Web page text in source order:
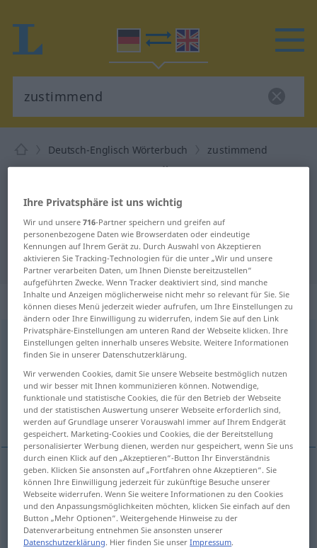
Deutsch-Englisch Wörterbuch zustimmend
Deutsch-Englisch Übersetzung für
"zustimmend"
"zustimmend" Englisch
Übersetzung
„zustimmend“: Adjektiv
zustimmend adj
Übersicht aller Übersetzungen
(Für mehr Details die Übersetzung anklicken/antippen)
affirmative, positive assenting
affirmative zustimmendAntwort etc
positive zustimmendAntwort etc
Ihre Privatsphäre ist uns wichtig
Wir und unsere716-Partner speichern und greifen auf
personenbezogene Daten wie Browserdaten oder eindeutige
Kennungen auf Ihrem Gerät zu. Durch Auswahl von Akzeptieren
aktivieren Sie Tracking-Technologien für die unter „Wir und unsere
Partner verarbeiten Daten, um Ihnen Dienste bereitzustellen“
aufgeführten Zwecke. Wenn Tracker deaktiviert sind, sind manche
Inhalte und Anzeigen möglicherweise nicht mehr so relevant für Sie. Sie
können dieses Menü jederzeit wieder aufrufen, um Ihre Einstellungen zu
ändern oder Ihre Einwilligung zu widerrufen, indem Sie auf den Link
Privatsphäre-Einstellungen am unteren Rand der Webseite klicken. Ihre
Einstellungen gelten innerhalb unseres Website. Weitere Informationen
finden Sie in unserer Datenschutzerklärung.
Wir verwenden Cookies, damit Sie unsere Webseite bestmöglich nutzen
und wir besser mit Ihnen kommunizieren können. Notwendige,
funktionale und statistische Cookies, die für den Betrieb der Webseite
und der statistischen Auswertung unserer Webseite erforderlich sind,
werden auf Grundlage unserer Vorauswahl immer auf Ihrem Endgerät
gespeichert. Marketing-Cookies und Cookies, die der Bereitstellung
personalisierter Werbung dienen, werden nur gespeichert, wenn Sie uns
durch einen Klick auf den „Akzeptieren“-Button Ihr Einverständnis
geben. Klicken Sie ansonsten auf „Fortfahren ohne Akzeptieren“. Sie
können Ihre Einwilligung jederzeit für zukünftige Besuche unserer
Webseite widerrufen. Wenn Sie weitere Informationen zu den Cookies
und den Anpassungsmöglichkeiten möchten, klicken Sie einfach auf den
Button „Mehr Optionen“. Weitergehende Hinweise zu der
Datenverarbeitung entnehmen Sie ansonsten unserer
Datenschutzerklärung. Hier finden Sie unserImpressum.